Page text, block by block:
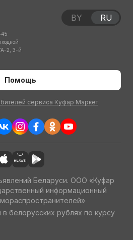
2, 3-й
Помощь
сервиса Куфар Маркет
BY RU
Беларуси. ООО «Куфар
информационный
белорусских рублях по курсу